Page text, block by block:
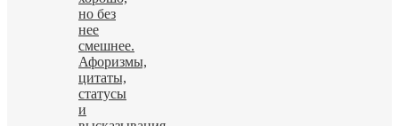
но без
нее
смешнее.
Афоризмы,
цитаты,
статусы
и